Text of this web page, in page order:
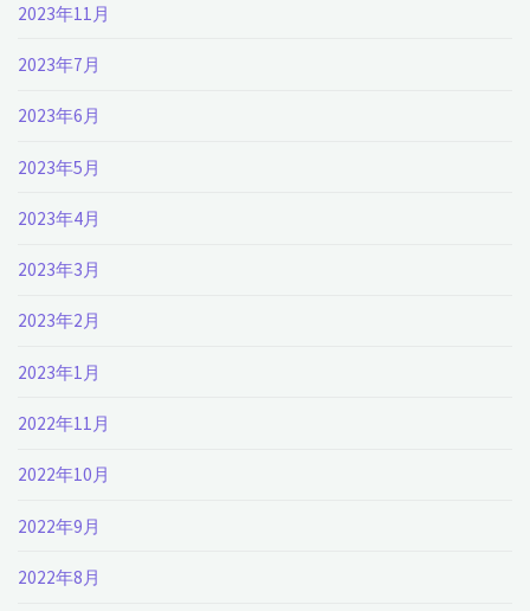
2023年11月
2023年7月
2023年6月
2023年5月
2023年4月
2023年3月
2023年2月
2023年1月
2022年11月
2022年10月
2022年9月
2022年8月